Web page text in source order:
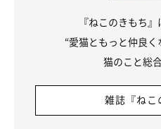
『ねこのきもち
“愛猫ともっと仲良
猫のこと総
雑誌『ねこ